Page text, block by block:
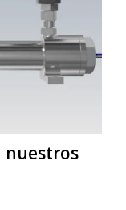
nuestros